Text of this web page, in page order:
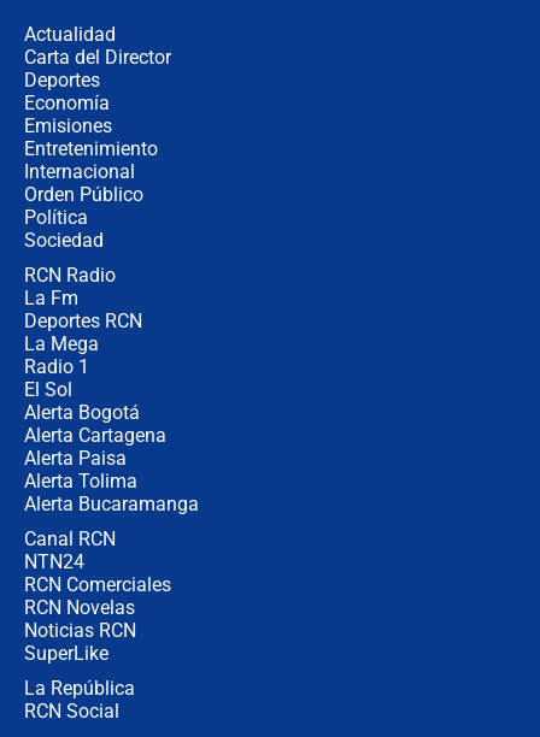
Actualidad
Carta del Director
Deportes
Economía
Emisiones
Entretenimiento
Internacional
Orden Público
Política
Sociedad
RCN Radio
La Fm
Deportes RCN
La Mega
Radio 1
El Sol
Alerta Bogotá
Alerta Cartagena
Alerta Paisa
Alerta Tolima
Alerta Bucaramanga
Canal RCN
NTN24
RCN Comerciales
RCN Novelas
Noticias RCN
SuperLike
La República
RCN Social